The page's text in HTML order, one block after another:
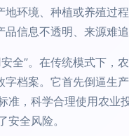
环境、种植或养殖
信息不透明、来源难
全”。在传统模式下
档案。它首先倒逼生
，科学合理使用农
全风险。